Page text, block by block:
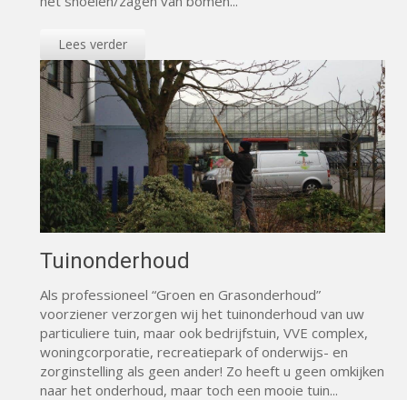
Lees verder
Tuinonderhoud
Als professioneel “Groen en Grasonderhoud”
voorziener verzorgen wij het tuinonderhoud van uw
particuliere tuin, maar ook bedrijfstuin, VVE complex,
woningcorporatie, recreatiepark of onderwijs- en
zorginstelling als geen ander! Zo heeft u geen omkijken
naar het onderhoud, maar toch een mooie tuin...